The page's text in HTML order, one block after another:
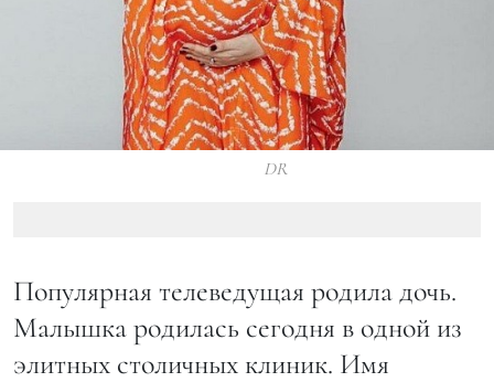
DR
Популярная телеведущая родила дочь.
Малышка родилась сегодня в одной из
элитных столичных клиник. Имя